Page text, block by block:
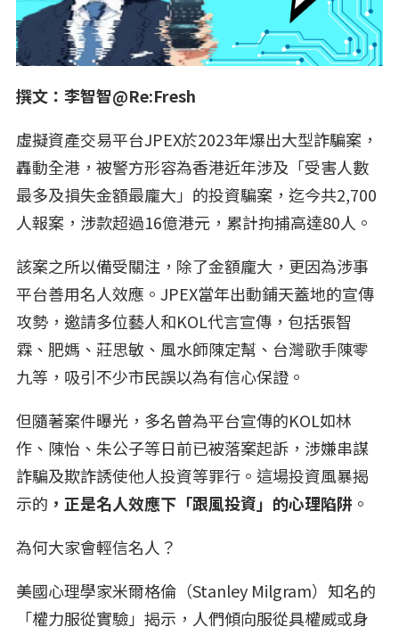
撰文：李智智@Re:Fresh
虛擬資產交易平台JPEX於2023年爆出大型詐騙案，
轟動全港，被警方形容為香港近年涉及「受害人數
最多及損失金額最龐大」的投資騙案，迄今共2,700
人報案，涉款超過16億港元，累計拘捕高達80人。
該案之所以備受關注，除了金額龐大，更因為涉事
平台善用名人效應。JPEX當年出動鋪天蓋地的宣傳
攻勢，邀請多位藝人和KOL代言宣傳，包括張智
霖、肥媽、莊思敏、風水師陳定幫、台灣歌手陳零
九等，吸引不少市民誤以為有信心保證。
但隨著案件曝光，多名曾為平台宣傳的KOL如林
作、陳怡、朱公子等日前已被落案起訴，涉嫌串謀
詐騙及欺詐誘使他人投資等罪行。這場投資風暴揭
示的 ，正是名人效應下「跟風投資」的心理陷阱 。
為何大家會輕信名人？
美國心理學家米爾格倫（Stanley Milgram）知名的
「權力服從實驗」揭示，人們傾向服從具權威或身